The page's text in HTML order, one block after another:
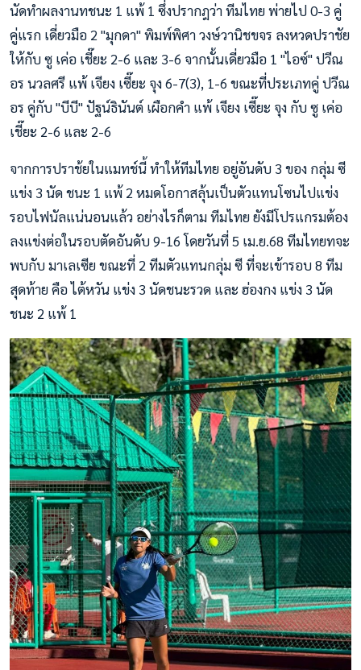
นัดทำผลงานทชนะ 1 แพ้ 1 ซึ่งปรากฎว่า ทีมไทย พ่ายไป 0-3 คู่
คู่แรก เดี่ยวมือ 2 "มุกดา" พิมพ์พิศา วงษ์วานิชขจร ลงหวดปราชัย
ให้กับ ซู เค่อ เชี๊ยะ 2-6 และ 3-6 จากนั้นเดี่ยวมือ 1 "ไอซ์" ปวีณ
อร นวลศรี แพ้ เจียง เซี๊ยะ จุง 6-7(3), 1-6 ขณะที่ประเภทคู่ ปวีณ
อร คู่กับ "บีบี" ปัฐน์ธินันต์ เผือกคำ แพ้ เจียง เซี๊ยะ จุง กับ ซู เค่อ
เชี๊ยะ 2-6 และ 2-6
จากการปราช้ยในแมทช์นี้ ทำให้ทีมไทย อยู่อันดับ 3 ของ กลุ่ม ซี
แข่ง 3 นัด ชนะ 1 แพ้ 2 หมดโอกาสลุ้นเป็นตัวแทนโซนไปแข่ง
รอบไฟนัลแน่นอนแล้ว อย่างไรก็ตาม ทีมไทย ยังมีโปรแกรมต้อง
ลงแข่งต่อในรอบตัดอันดับ 9-16 โดยวันที่ 5 เม.ย.68 ทีมไทยทจะ
พบกับ มาเลเซีย ขณะที่ 2 ทีมตัวแทนกลุ่ม ซี ที่จะเข้ารอบ 8 ทีม
สุดท้าย คือ ไต้หวัน แข่ง 3 นัดชนะรวด และ ฮ่องกง แข่ง 3 นัด
ชนะ 2 แพ้ 1